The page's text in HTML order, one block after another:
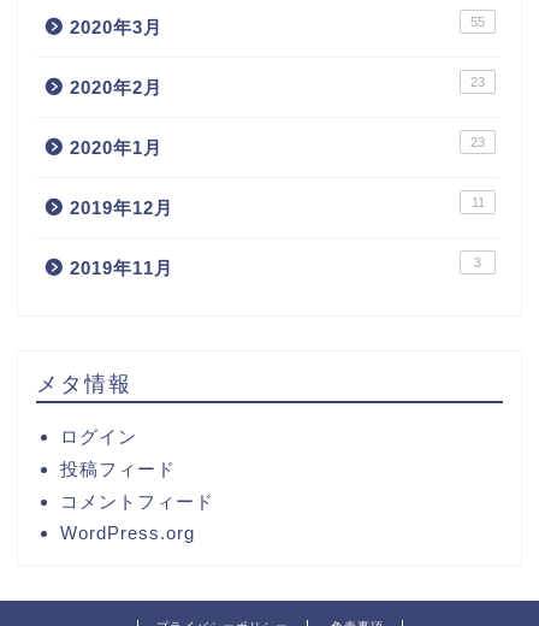
2020年3月 55
2020年2月 23
2020年1月 23
2019年12月 11
2019年11月 3
メタ情報
ログイン
投稿フィード
コメントフィード
WordPress.org